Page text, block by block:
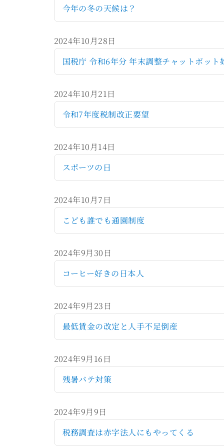
今年の冬の天候は？
2024年10月28日
国税庁 令和6年分 年末調整チャットボット
2024年10月21日
令和7年度税制改正要望
2024年10月14日
スポーツの日
2024年10月7日
こども誰でも通園制度
2024年9月30日
コーヒー好きの日本人
2024年9月23日
最低賃金の改定と人手不足倒産
2024年9月16日
残暑バテ対策
2024年9月9日
税務調査は赤字法人にもやってくる